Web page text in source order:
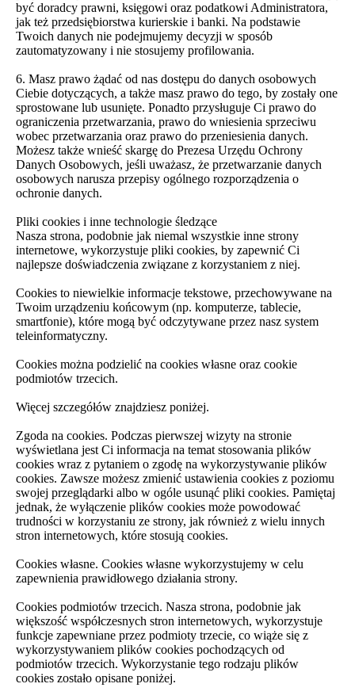
być doradcy prawni, księgowi oraz podatkowi Administratora,
jak też przedsiębiorstwa kurierskie i banki. Na podstawie
Twoich danych nie podejmujemy decyzji w sposób
zautomatyzowany i nie stosujemy profilowania.
6. Masz prawo żądać od nas dostępu do danych osobowych
Ciebie dotyczących, a także masz prawo do tego, by zostały one
sprostowane lub usunięte. Ponadto przysługuje Ci prawo do
ograniczenia przetwarzania, prawo do wniesienia sprzeciwu
wobec przetwarzania oraz prawo do przeniesienia danych.
Możesz także wnieść skargę do Prezesa Urzędu Ochrony
Danych Osobowych, jeśli uważasz, że przetwarzanie danych
osobowych narusza przepisy ogólnego rozporządzenia o
ochronie danych.
Pliki cookies i inne technologie śledzące
Nasza strona, podobnie jak niemal wszystkie inne strony
internetowe, wykorzystuje pliki cookies, by zapewnić Ci
najlepsze doświadczenia związane z korzystaniem z niej.
Cookies to niewielkie informacje tekstowe, przechowywane na
Twoim urządzeniu końcowym (np. komputerze, tablecie,
smartfonie), które mogą być odczytywane przez nasz system
teleinformatyczny.
Cookies można podzielić na cookies własne oraz cookie
podmiotów trzecich.
Więcej szczegółów znajdziesz poniżej.
Zgoda na cookies. Podczas pierwszej wizyty na stronie
wyświetlana jest Ci informacja na temat stosowania plików
cookies wraz z pytaniem o zgodę na wykorzystywanie plików
cookies. Zawsze możesz zmienić ustawienia cookies z poziomu
swojej przeglądarki albo w ogóle usunąć pliki cookies. Pamiętaj
jednak, że wyłączenie plików cookies może powodować
trudności w korzystaniu ze strony, jak również z wielu innych
stron internetowych, które stosują cookies.
Cookies własne. Cookies własne wykorzystujemy w celu
zapewnienia prawidłowego działania strony.
Cookies podmiotów trzecich. Nasza strona, podobnie jak
większość współczesnych stron internetowych, wykorzystuje
funkcje zapewniane przez podmioty trzecie, co wiąże się z
wykorzystywaniem plików cookies pochodzących od
podmiotów trzecich. Wykorzystanie tego rodzaju plików
cookies zostało opisane poniżej.